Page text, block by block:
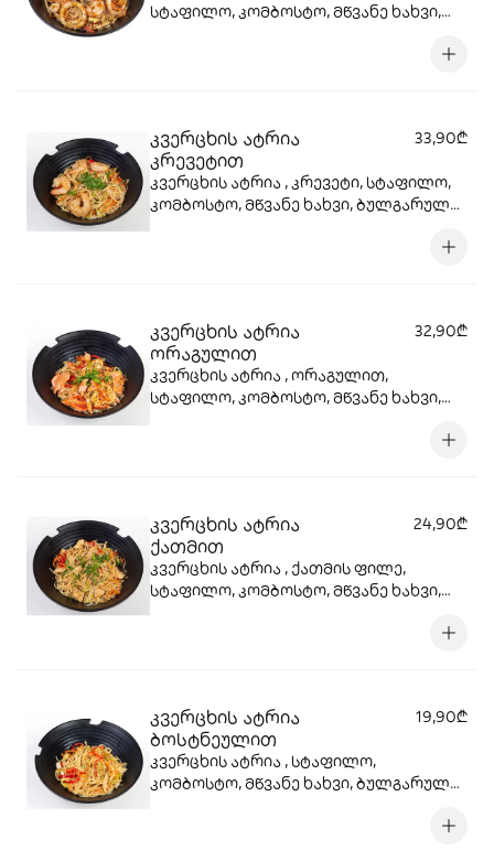
სტაფილო, კომბოსტო, მწვანე ხახვი,
სოუსი, სეზამის მარცვლები , ტერიაკის
კვერცხის ატრია
კრევეტით
33,90₾
კვერცხის ატრია , კრევეტი, სტაფილო,
კომბოსტო, მწვანე ხახვი, ბულგარული,
კვერცხის ატრია
ორაგულით
32,90₾
კვერცხის ატრია , ორაგულით,
სტაფილო, კომბოსტო, მწვანე ხახვი,
სოუსი, სეზამის მარცვლები , ტერიაკის
კვერცხის ატრია
ქათმით
24,90₾
კვერცხის ატრია , ქათმის ფილე,
სტაფილო, კომბოსტო, მწვანე ხახვი,
სოუსი, სეზამის მარცვლები , ტერიაკის
კვერცხის ატრია
ბოსტნეულით
19,90₾
კვერცხის ატრია , სტაფილო,
კომბოსტო, მწვანე ხახვი, ბულგარული,